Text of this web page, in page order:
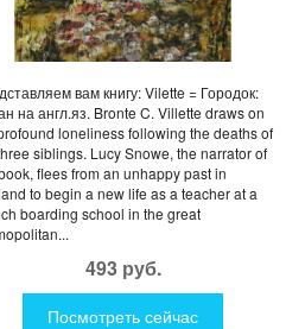
вам книгу: Vilette = Городок:
на англ.яз. Bronte C. Villette draws on
loneliness following the deaths of
siblings. Lucy Snowe, the narrator of
flees from an unhappy past in
to begin a new life as a teacher at a
boarding school in the great
493 руб.
Посмотреть сейчас